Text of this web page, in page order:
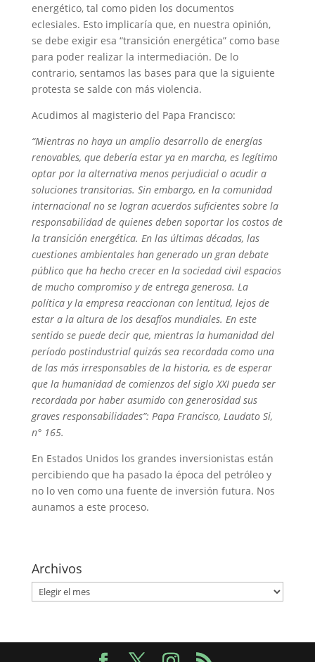
energético, tal como piden los documentos
eclesiales. Esto implicaría que, en nuestra opinión,
se debe exigir esa “transición energética” como base
para poder realizar la intermediación. De lo
contrario, sentamos las bases para que la siguiente
protesta se salde con más violencia.
Acudimos al magisterio del Papa Francisco:
“Mientras no haya un amplio desarrollo de energías
renovables, que debería estar ya en marcha, es legítimo
optar por la alternativa menos perjudicial o acudir a
soluciones transitorias. Sin embargo, en la comunidad
internacional no se logran acuerdos suficientes sobre la
responsabilidad de quienes deben soportar los costos de
la transición energética. En las últimas décadas, las
cuestiones ambientales han generado un gran debate
público que ha hecho crecer en la sociedad civil espacios
de mucho compromiso y de entrega generosa. La
política y la empresa reaccionan con lentitud, lejos de
estar a la altura de los desafíos mundiales. En este
sentido se puede decir que, mientras la humanidad del
período postindustrial quizás sea recordada como una
de las más irresponsables de la historia, es de esperar
que la humanidad de comienzos del siglo XXI pueda ser
recordada por haber asumido con generosidad sus
graves responsabilidades”: Papa Francisco, Laudato Si,
n° 165.
En Estados Unidos los grandes inversionistas están
percibiendo que ha pasado la época del petróleo y
no lo ven como una fuente de inversión futura. Nos
aunamos a este proceso.
Archivos
Archivos